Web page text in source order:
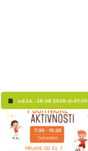
od 24. - 28.08.2026 ob07:30